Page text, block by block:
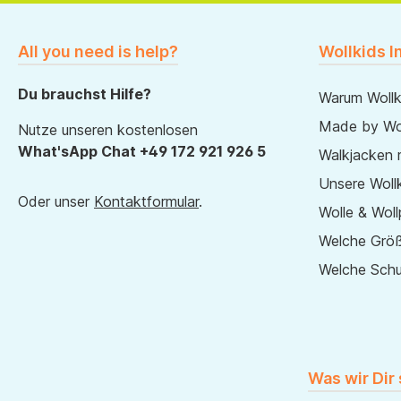
All you need is help?
Du brauchst Hilfe?
Nutze unseren kostenlosen
What'sApp Chat +49 172 921 926 5
Oder unser Kontaktformular.
Wollkids
Warum
Made by
Walkjacken
Unsere
Wolle &
Welche
Welche
Was wir